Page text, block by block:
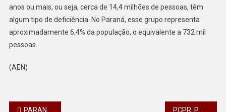
anos ou mais, ou seja, cerca de 14,4 milhões de pessoas, têm
algum tipo de deficiência. No Paraná, esse grupo representa
aproximadamente 6,4% da população, o equivalente a 732 mil
pessoas.
(AEN)
PARANÁ CRIA SISTEMA DE INTELIGÊNCIA DE SEGURANÇA PÚBLICA COMO RESPOSTA AO CRIME